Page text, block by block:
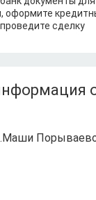
оформите
проведите сделку